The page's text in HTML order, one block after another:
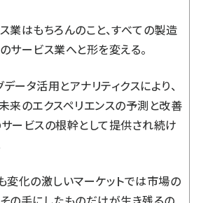
業はもちろんのこと、すべての製造
サービス業へと形を変える。
ータ活用とアナリティクスにより、
来のエクスペリエンスの予測と改善
ービスの根幹として提供され続け
変化の激しいマーケットでは市場の